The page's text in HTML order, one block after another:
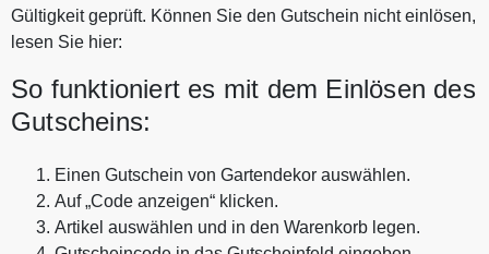
Gültigkeit geprüft. Können Sie den Gutschein nicht einlösen,
lesen Sie hier:
So funktioniert es mit dem Einlösen des
Gutscheins:
Einen Gutschein von Gartendekor auswählen.
Auf „Code anzeigen“ klicken.
Artikel auswählen und in den Warenkorb legen.